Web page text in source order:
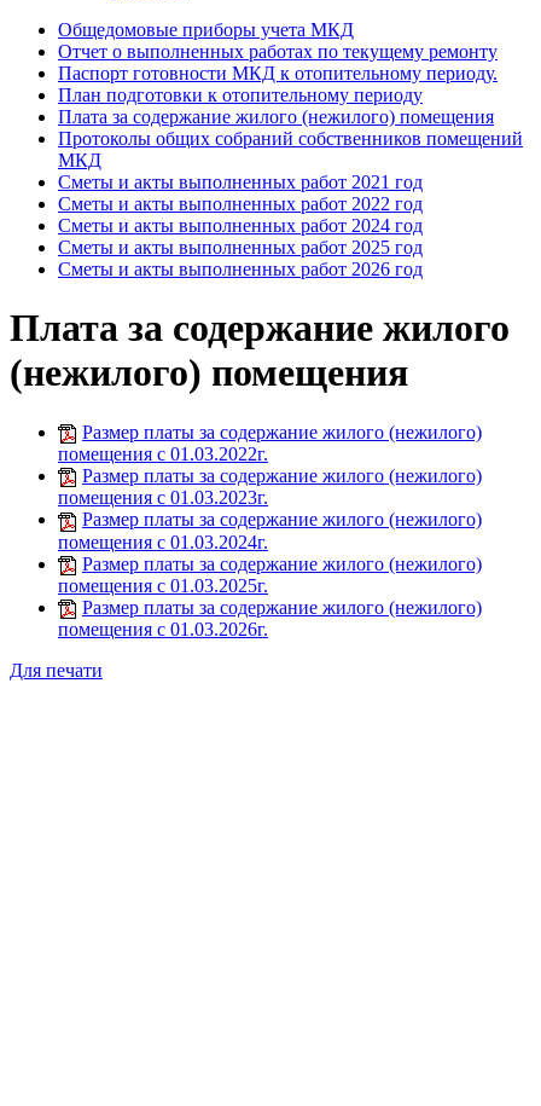
Общедомовые приборы учета МКД
Отчет о выполненных работах по текущему ремонту
Паспорт готовности МКД к отопительному периоду.
План подготовки к отопительному периоду
Плата за содержание жилого (нежилого) помещения
Протоколы общих собраний собственников помещений
МКД
Сметы и акты выполненных работ 2021 год
Сметы и акты выполненных работ 2022 год
Сметы и акты выполненных работ 2024 год
Сметы и акты выполненных работ 2025 год
Сметы и акты выполненных работ 2026 год
Плата за содержание жилого
(нежилого) помещения
Размер платы за содержание жилого (нежилого)
помещения с 01.03.2022г.
Размер платы за содержание жилого (нежилого)
помещения с 01.03.2023г.
Размер платы за содержание жилого (нежилого)
помещения с 01.03.2024г.
Размер платы за содержание жилого (нежилого)
помещения с 01.03.2025г.
Размер платы за содержание жилого (нежилого)
помещения с 01.03.2026г.
Для печати